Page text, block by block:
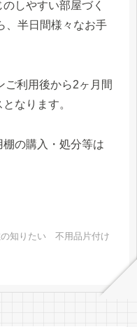
しやすい部屋づく
、半日間様々なお手
利用後から2ヶ月間
なります。
の購入・処分等は
知りたい 不用品片付け